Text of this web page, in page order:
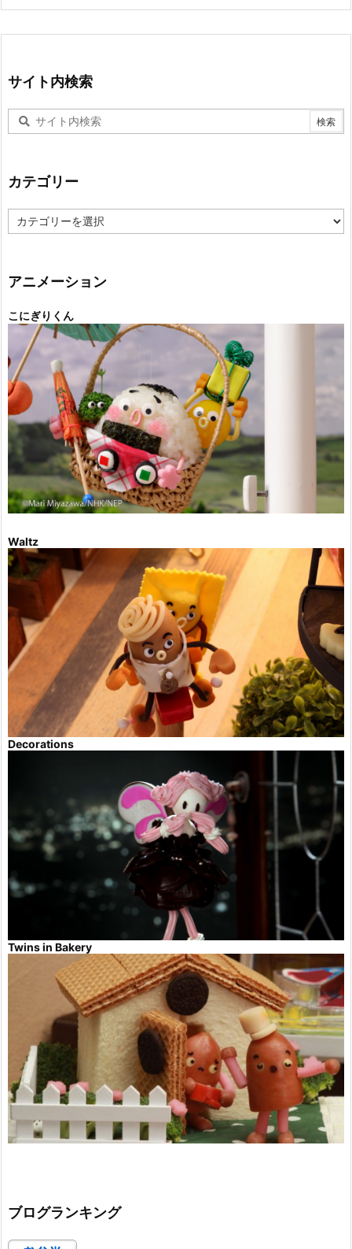
サイト内検索
カテゴリー
テ
ー
アニメーション
こにぎりくん
Waltz
Decorations
Twins in Bakery
ブログランキング